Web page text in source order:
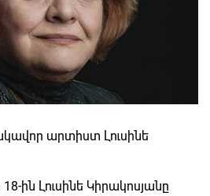
արտիստ Լուսինե
ին Լուսինե Կիրակոսյանը